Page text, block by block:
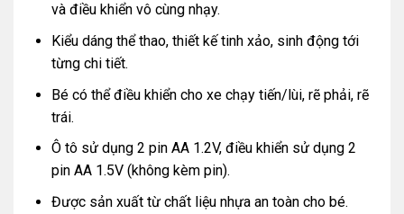
và điều khiển vô cùng nhạy.
Kiểu dáng thể thao, thiết kế tinh xảo, sinh động tới
từng chi tiết.
Bé có thể điều khiển cho xe chạy tiến/lùi, rẽ phải, rẽ
trái.
Ô tô sử dụng 2 pin AA 1.2V, điều khiển sử dụng 2
pin AA 1.5V (không kèm pin).
Được sản xuất từ chất liệu nhựa an toàn cho bé.